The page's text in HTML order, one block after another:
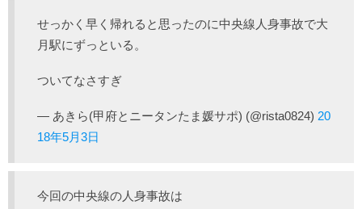
せっかく早く帰れると思ったのに中央線人身事故で大
月駅にずっといる。
ついてなさすぎ
— あきら(甲府とニータンたま媛サポ) (@rista0824) 20
18年5月3日
今回の中央線の人身事故は